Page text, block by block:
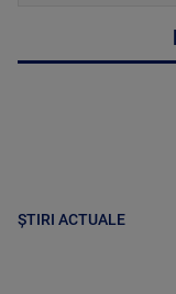
ȘTIRI ACTUALE